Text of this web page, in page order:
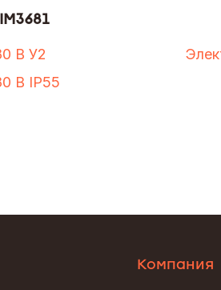
В У2
В IP55
Компания